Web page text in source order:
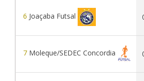
6 Joaçaba Futsal
7 Moleque/SEDEC Concordia